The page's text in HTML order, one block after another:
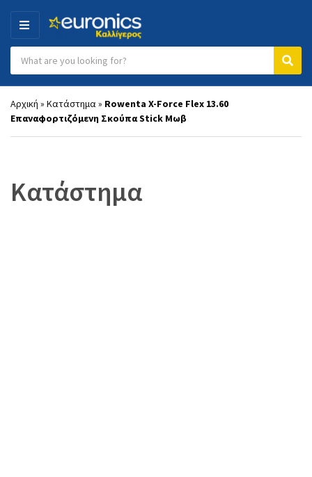
MENU
Category name
Αρχική » Κατάστημα» Rowenta X-Force Flex 13.60
Επαναφορτιζόμενη Σκούπα Stick Μωβ
Κατάστημα